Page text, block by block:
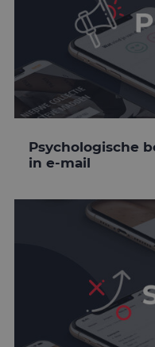
Psychologische
in e-mail